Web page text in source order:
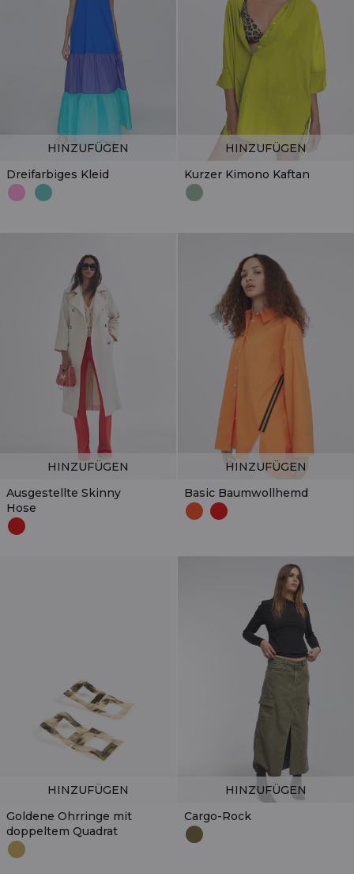
Dreifarbiges Kleid
HINZUFÜGEN
Kurzer Kimono Kaftan
HINZUFÜGEN
Ausgestellte Skinny
Hose
HINZUFÜGEN
Basic Baumwollhemd
HINZUFÜGEN
Goldene Ohrringe mit
doppeltem Quadrat
HINZUFÜGEN
Cargo-Rock
HINZUFÜGEN